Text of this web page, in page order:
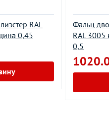
RAL
0,45
Фальц
RAL 3005
0,5